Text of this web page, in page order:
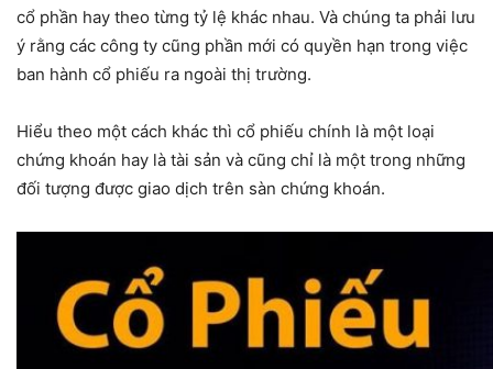
cổ phần hay theo từng tỷ lệ khác nhau. Và chúng ta phải lưu
ý rằng các công ty cũng phần mới có quyền hạn trong việc
ban hành cổ phiếu ra ngoài thị trường.
Hiểu theo một cách khác thì cổ phiếu chính là một loại
chứng khoán hay là tài sản và cũng chỉ là một trong những
đối tượng được giao dịch trên sàn chứng khoán.